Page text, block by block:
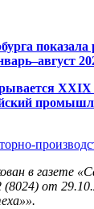
в газете
от